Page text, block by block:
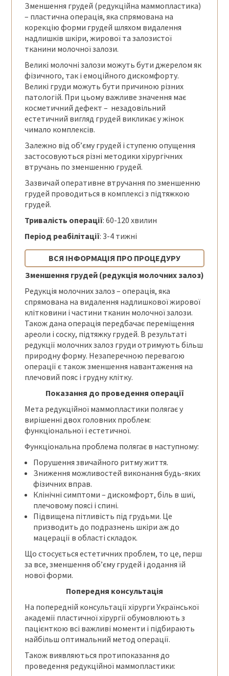
Зменшення грудей (редукційна маммопластика)
– пластична операція, яка спрямована на
корекцію форми грудей шляхом видалення
надлишків шкіри, жирової та залозистої
тканини молочної залози.
Великі молочні залози можуть бути джерелом як
фізичного, так і емоційного дискомфорту.
Великі груди можуть бути причиною різних
патологій. При цьому важливе значення має
косметичний дефект – незадовільний
естетичний вигляд грудей викликає у жінок
чимало комплексів.
Залежно від об’єму грудей і ступеню опущення
застосовуються різні методики хірургічних
втручань по зменшенню грудей.
Зазвичай оперативне втручання по зменшенню
грудей проводиться в комплексі з підтяжкою
грудей.
Тривалість операції: 60-120 хвилин
Період реабілітації: 3-4 тижні
ВСЯ ІНФОРМАЦІЯ ПРО ПРОЦЕДУРУ
Зменшення грудей (редукція молочних залоз)
Редукція молочних залоз – операція, яка
спрямована на видалення надлишкової жирової
клітковини і частини тканин молочної залози.
Також дана операція передбачає переміщення
ареоли і соску, підтяжку грудей. В результаті
редукції молочних залоз груди отримують більш
природну форму. Незаперечною перевагою
операції є також зменшення навантаження на
плечовий пояс і грудну клітку.
Показання до проведення операції
Мета редукційної маммопластики полягає у
вирішенні двох головних проблем:
функціональної і естетичної.
Функціональна проблема полягає в наступному:
Порушення звичайного ритму життя.
Зниження можливостей виконання будь-яких
фізичних вправ.
Клінічні симптоми – дискомфорт, біль в шиї,
плечовому поясі і спині.
Підвищена пітливість під грудьми. Це
призводить до подразнень шкіри аж до
мацерації в області складок.
Що стосується естетичних проблем, то це, перш
за все, зменшення об’єму грудей і додання їй
нової форми.
Попередня консультація
На попередній консультації хірурги Української
академії пластичної хірургії обумовлюють з
пацієнткою всі важливі моменти і підбирають
найбільш оптимальний метод операції.
Також виявляються протипоказання до
проведення редукційної маммопластики: